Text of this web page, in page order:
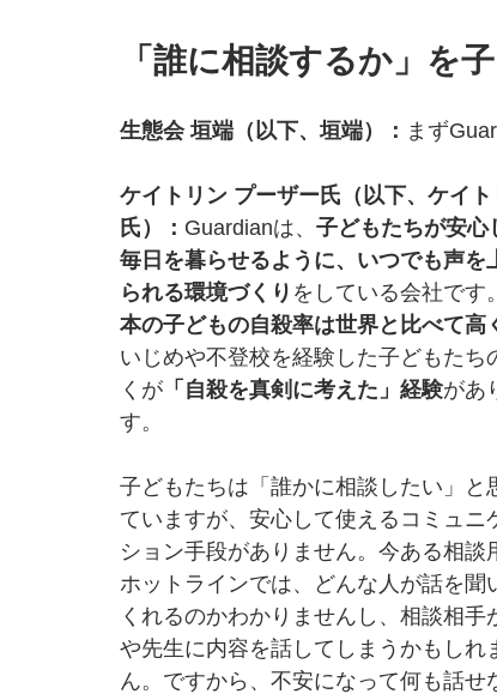
「誰に相談するか」を
生態会 垣端（以下、垣端）： まず
ケイトリン プーザー氏（以下、ケイト
氏）： Guardianは、 子どもたちが安心
毎日を暮らせるように、いつでも声を
られる環境づくり をしている会社です。
本の子どもの自殺率は世界と比べて高
いじめや不登校を経験した子どもたち
くが 「自殺を真剣に考えた」経験があ
す。
子どもたちは「誰かに相談したい」と
ていますが、安心して使えるコミュニ
ション手段がありません。今ある相談
ホットラインでは、どんな人が話を聞
くれるのかわかりませんし、相談相手
や先生に内容を話してしまうかもしれ
ん。ですから、不安になって何も話せ